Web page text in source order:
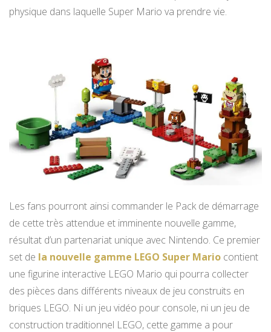
physique dans laquelle Super Mario va prendre vie.
Les fans pourront ainsi commander le Pack de démarrage
de cette très attendue et imminente nouvelle gamme,
résultat d’un partenariat unique avec Nintendo. Ce premier
set de la nouvelle gamme LEGO Super Mario contient
une figurine interactive LEGO Mario qui pourra collecter
des pièces dans différents niveaux de jeu construits en
briques LEGO. Ni un jeu vidéo pour console, ni un jeu de
construction traditionnel LEGO, cette gamme a pour